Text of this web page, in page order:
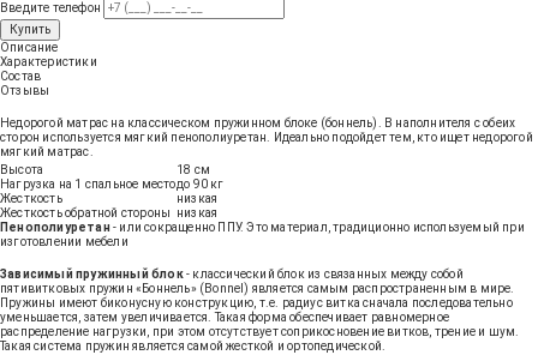
Введите телефон
Купить
Описание
Характеристики
Состав
Отзывы
Недорогой матрас на классическом пружинном блоке (боннель). В наполнителя с обеих
сторон используется мягкий пенополиуретан. Идеально подойдет тем, кто ищет недорогой
мягкий матрас.
Высота
18 см
Нагрузка на 1 спальное местодо 90 кг
Жесткость
низкая
Жесткость обратной стороны
низкая
Пенополиуретан - или сокращенно ППУ. Это материал, традиционно используемый при
изготовлении мебели
Зависимый пружинный блок- классический блок из связанных между собой
пятивитковых пружин «Боннель» (Bonnel) является самым распространенным в мире.
Пружины имеют биконусную конструкцию, т.е. радиус витка сначала последовательно
уменьшается, затем увеличивается. Такая форма обеспечивает равномерное
распределение нагрузки, при этом отсутствует соприкосновение витков, трение и шум.
Такая система пружин является самой жесткой и ортопедической.